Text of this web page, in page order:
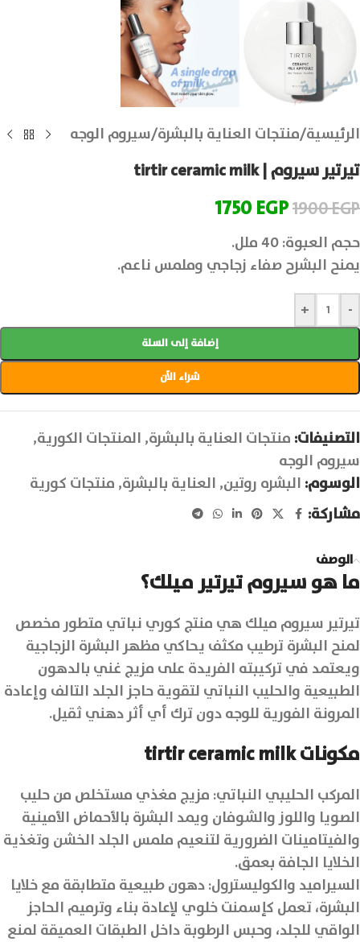
الرئيسية/منتجات العناية بالبشرة/سيروم الوجه
تيرتير سيروم | tirtir ceramic milk
1900EGP
1750EGP
حجم العبوة: 40 ملل.
يمنح البشرح صفاء زجاجي وملمس ناعم.
-
+
إضافة إلى السلة
شراء الآن
التصنيفات: منتجات العناية بالبشرة, المنتجات الكورية,
سيروم الوجه
الوسوم: البشره روتين, العناية بالبشرة, منتجات كورية
مشاركة:
الوصف
ما هو سيروم تيرتير ميلك؟
تيرتير سيروم ميلك هي منتج كوري نباتي متطور مخصص
لمنح البشرة ترطيب مكثف يحاكي مظهر البشرة الزجاجية
ويعتمد في تركيبته الفريدة على مزيج غني بالدهون
الطبيعية والحليب النباتي لتقوية حاجز الجلد التالف وإعادة
المرونة الفورية للوجه دون ترك أي أثر دهني ثقيل.
مكونات tirtir ceramic milk
المركب الحليبي النباتي: مزيج مغذي مستخلص من حليب
الصويا واللوز والشوفان ويمد البشرة بالأحماض الأمينية
والفيتامينات الضرورية لتنعيم ملمس الجلد الخشن وتغذية
الخلايا الجافة بعمق.
السيراميد والكوليسترول: دهون طبيعية متطابقة مع خلايا
البشرة، تعمل كإسمنت خلوي لإعادة بناء وترميم الحاجز
الواقي للجلد، وحبس الرطوبة داخل الطبقات العميقة لمنع